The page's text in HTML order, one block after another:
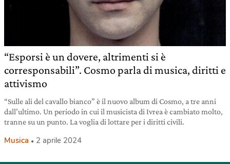
“Esporsi è un dovere, altrimenti si è
corresponsabili”. Cosmo parla di musica, diritti e
attivismo
“Sulle ali del cavallo bianco” è il nuovo album di Cosmo, a tre anni
dall’ultimo. Un periodo in cui il musicista di Ivrea è cambiato molto,
tranne su un punto. La voglia di lottare per i diritti civili.
Musica 2 aprile 2024